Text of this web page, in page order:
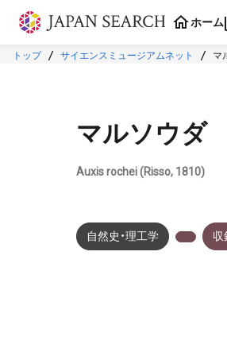
本文に飛ぶ
ホーム
トップ サイエンスミュージアムネット マ
マルソウダ
Auxis rochei (Risso, 1810)
自然史・理工学 収